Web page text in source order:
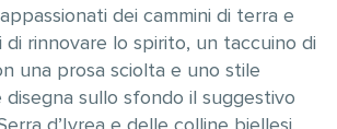
dei cammini di terra e
di rinnovare lo spirito, un taccuino di
una prosa sciolta e uno stile
sullo sfondo il suggestivo